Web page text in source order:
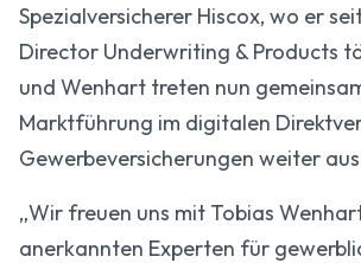
Spezialversicherer Hiscox, wo er
Director Underwriting & Products
und Wenhart treten nun
Marktführung im digitalen
Gewerbeversicherungen weiter
„Wir freuen uns mit Tobias
anerkannten Experten für